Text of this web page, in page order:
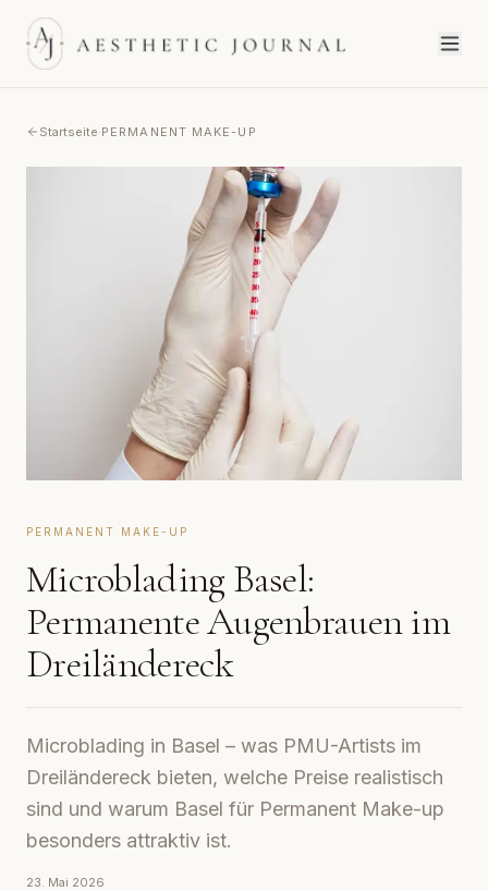
Startseite·PERMANENT MAKE-UP
PERMANENT MAKE-UP
Microblading Basel:
Permanente Augenbrauen im
Dreiländereck
Microblading in Basel – was PMU-Artists im
Dreiländereck bieten, welche Preise realistisch
sind und warum Basel für Permanent Make-up
besonders attraktiv ist.
23. Mai 2026